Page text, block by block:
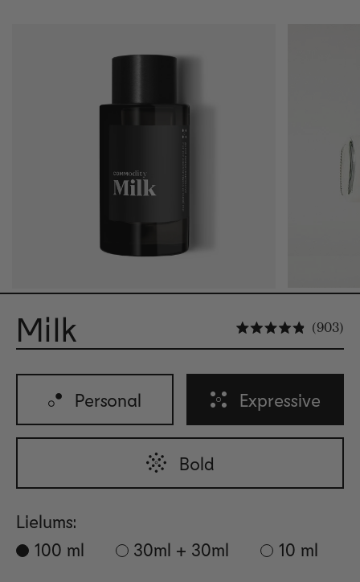
Milk 903
Personal Expressive
Bold
Lielums:
100 ml
30ml + 30ml 10 ml